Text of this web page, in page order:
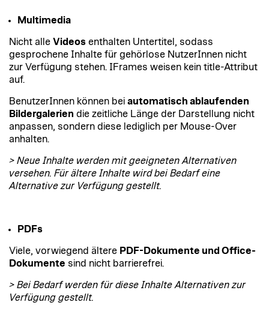
Multimedia
Nicht alle Videos enthalten Untertitel, sodass
gesprochene Inhalte für gehörlose NutzerInnen nicht
zur Verfügung stehen. IFrames weisen kein title-Attribut
auf.
BenutzerInnen können bei automatisch ablaufenden
Bildergalerien die zeitliche Länge der Darstellung nicht
anpassen, sondern diese lediglich per Mouse-Over
anhalten.
> Neue Inhalte werden mit geeigneten Alternativen
versehen. Für ältere Inhalte wird bei Bedarf eine
Alternative zur Verfügung gestellt.
PDFs
Viele, vorwiegend ältere PDF-Dokumente und Office-
Dokumente sind nicht barrierefrei.
> Bei Bedarf werden für diese Inhalte Alternativen zur
Verfügung gestellt.